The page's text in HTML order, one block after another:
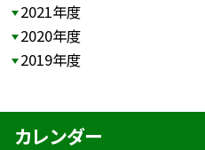
2021年度
2020年度
2019年度
カレンダー